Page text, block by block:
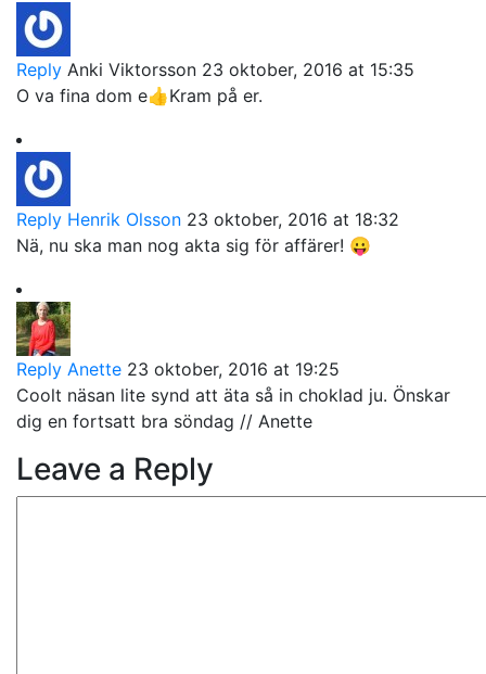
Reply Anki Viktorsson 23 oktober, 2016 at 15:35
O va fina dom e👍Kram på er.
Reply Henrik Olsson 23 oktober, 2016 at 18:32
Nä, nu ska man nog akta sig för affärer! 😛
Reply Anette 23 oktober, 2016 at 19:25
Coolt näsan lite synd att äta så in choklad ju. Önskar
dig en fortsatt bra söndag // Anette
Leave a Reply